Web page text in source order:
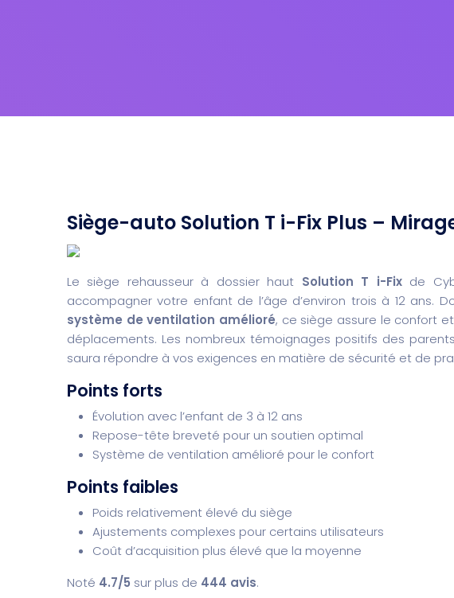
Siège-auto Solution T i-Fix Plus –
Le siège rehausseur à dossier haut Solution T i-Fixde
accompagner votre enfant de l’âge d’environ trois à 12 ans.
système de ventilation amélioré, ce siège assure le confort
déplacements. Les nombreux témoignages positifs des
saura répondre à vos exigences en matière de sécurité et de
Points forts
Évolution avec l’enfant de 3 à 12 ans
Repose-tête breveté pour un soutien optimal
Système de ventilation amélioré pour le confort
Points faibles
Poids relativement élevé du siège
Ajustements complexes pour certains utilisateurs
Coût d’acquisition plus élevé que la moyenne
Noté 4.7/5 sur plus de 444 avis.